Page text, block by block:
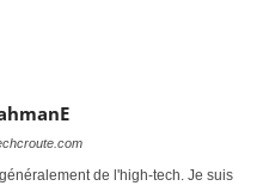
de l'high-tech. Je suis